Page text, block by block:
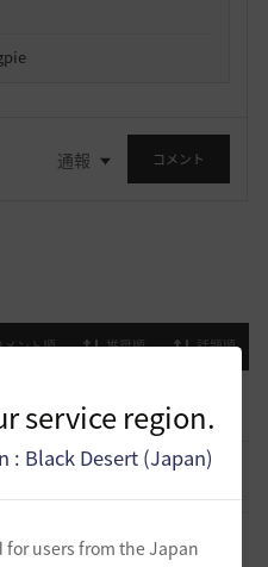
service region.
: Black Desert (Japan)
users from the Japan
通報 コメント
メント順 推奨順 話題順
8 日前
イベントは？